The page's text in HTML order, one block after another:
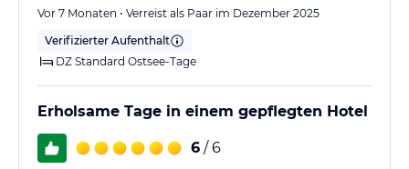
Vor 7 Monaten • Verreist als Paar im Dezember 2025
Verifizierter Aufenthalt
DZ Standard Ostsee-Tage
Erholsame Tage in einem gepflegten Hotel
6 / 6